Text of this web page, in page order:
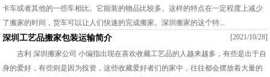
卡车或者其他的一些车相比。它能装的物品比较多。这样的特点在一定程度上减少
了搬家的时间，货车可以让人们快速的完成搬家。深圳搬家的这个特...
深圳工艺品搬家包装运输简介
[2021/10/28]
吉利 深圳搬家公司 小编指出现在喜欢收藏工艺品的人越来越多，有些是出于自
身的爱好，有些则是因为投资，这些收藏爱好者们的家中，往往都会摆放着大量的